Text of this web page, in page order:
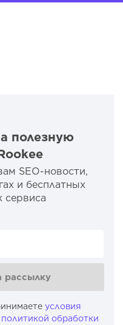
полезную
SEO-новости,
и бесплатных
сервиса
рассылку
условия
политикой обработки